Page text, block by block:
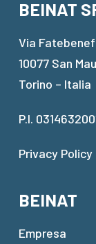
BEINAT
Via
10077 San
Torino – Italia
P.I.
Privacy Policy
BEINAT
Empresa